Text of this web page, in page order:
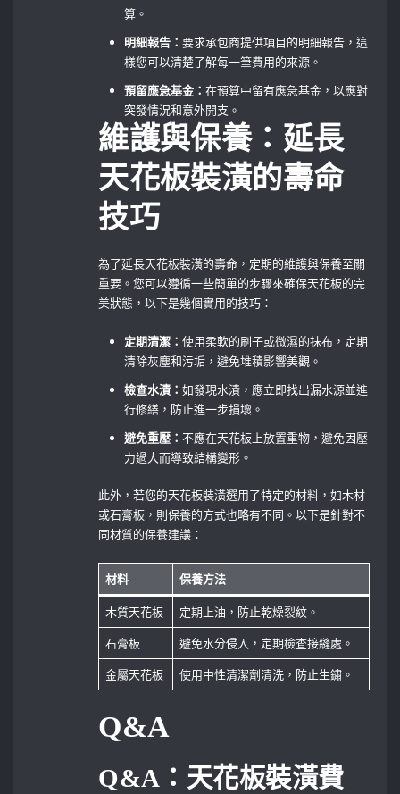
算。
明細報告：要求承包商提供項目的明細報告，這
樣您可以清楚了解每一筆費用的來源。
預留應急基金：在預算中留有應急基金，以應對
突發情況和意外開支。
維護與保養：延長
天花板裝潢的壽命
技巧
為了延長天花板裝潢的壽命，定期的維護與保養至關
重要。您可以遵循一些簡單的步驟來確保天花板的完
美狀態，以下是幾個實用的技巧：
定期清潔：使用柔軟的刷子或微濕的抹布，定期
清除灰塵和污垢，避免堆積影響美觀。
檢查水漬：如發現水漬，應立即找出漏水源並進
行修繕，防止進一步損壞。
避免重壓：不應在天花板上放置重物，避免因壓
力過大而導致結構變形。
此外，若您的天花板裝潢選用了特定的材料，如木材
或石膏板，則保養的方式也略有不同。以下是針對不
同材質的保養建議：
材料 保養方法
木質天花板
定期上油，防止乾燥裂紋。
石膏板
避免水分侵入，定期檢查接縫處。
金屬天花板
使用中性清潔劑清洗，防止生鏽。
Q&A
Q&A：天花板裝潢費